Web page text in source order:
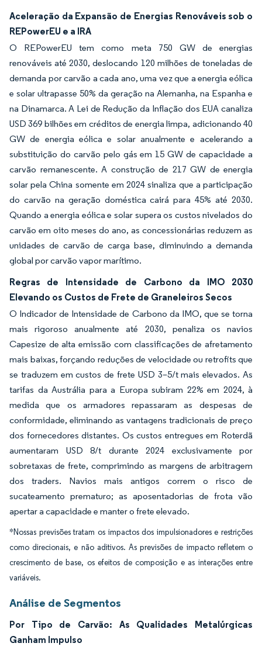
Aceleração da Expansão de Energias Renováveis sob o
REPowerEU e a IRA
O REPowerEU tem como meta 750 GW de energias
renováveis até 2030, deslocando 120 milhões de toneladas de
demanda por carvão a cada ano, uma vez que a energia eólica
e solar ultrapasse 50% da geração na Alemanha, na Espanha e
na Dinamarca. A Lei de Redução da Inflação dos EUA canaliza
USD 369 bilhões em créditos de energia limpa, adicionando 40
GW de energia eólica e solar anualmente e acelerando a
substituição do carvão pelo gás em 15 GW de capacidade a
carvão remanescente. A construção de 217 GW de energia
solar pela China somente em 2024 sinaliza que a participação
do carvão na geração doméstica cairá para 45% até 2030.
Quando a energia eólica e solar supera os custos nivelados do
carvão em oito meses do ano, as concessionárias reduzem as
unidades de carvão de carga base, diminuindo a demanda
global por carvão vapor marítimo.
Regras de Intensidade de Carbono da IMO 2030
Elevando os Custos de Frete de Graneleiros Secos
O Indicador de Intensidade de Carbono da IMO, que se torna
mais rigoroso anualmente até 2030, penaliza os navios
Capesize de alta emissão com classificações de afretamento
mais baixas, forçando reduções de velocidade ou retrofits que
se traduzem em custos de frete USD 3–5/t mais elevados. As
tarifas da Austrália para a Europa subiram 22% em 2024, à
medida que os armadores repassaram as despesas de
conformidade, eliminando as vantagens tradicionais de preço
dos fornecedores distantes. Os custos entregues em Roterdã
aumentaram USD 8/t durante 2024 exclusivamente por
sobretaxas de frete, comprimindo as margens de arbitragem
dos traders. Navios mais antigos correm o risco de
sucateamento prematuro; as aposentadorias de frota vão
apertar a capacidade e manter o frete elevado.
*Nossas previsões tratam os impactos dos impulsionadores e restrições
como direcionais, e não aditivos. As previsões de impacto refletem o
crescimento de base, os efeitos de composição e as interações entre
variáveis.
Análise de Segmentos
Por Tipo de Carvão: As Qualidades Metalúrgicas
Ganham Impulso